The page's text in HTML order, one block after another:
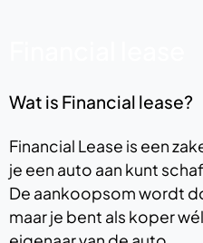
Wat is Financial lease?
Financial Lease is een
je een auto aan kunt
De aankoopsom wordt
maar je bent als koper